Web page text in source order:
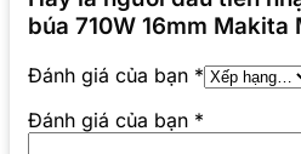
búa 710W 16mm Makita
Đánh giá của bạn *
Đánh giá của bạn *